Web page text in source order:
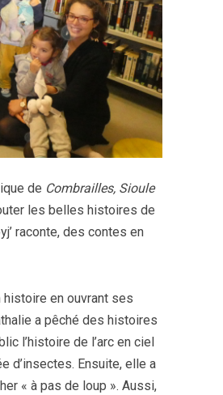
de Combrailles, Sioule
les belles histoires de
raconte, des contes en
histoire en ouvrant ses
a pêché des histoires
l’histoire de l’arc en ciel
d’insectes. Ensuite, elle a
« à pas de loup ». Aussi,